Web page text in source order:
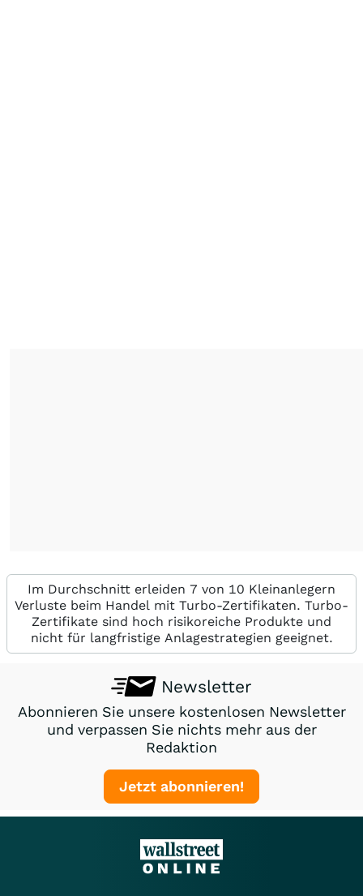
Im Durchschnitt erleiden 7 von 10 Kleinanlegern
Verluste beim Handel mit Turbo-Zertifikaten. Turbo-
Zertifikate sind hoch risikoreiche Produkte und
nicht für langfristige Anlagestrategien geeignet.
Newsletter
Abonnieren Sie unsere kostenlosen Newsletter
und verpassen Sie nichts mehr aus der
Redaktion
Jetzt abonnieren!